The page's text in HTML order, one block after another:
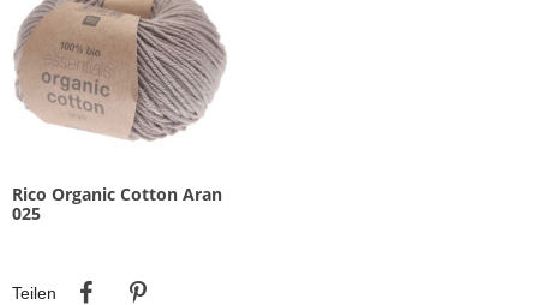
Rico Organic Cotton Aran
025
Teilen
Teilen